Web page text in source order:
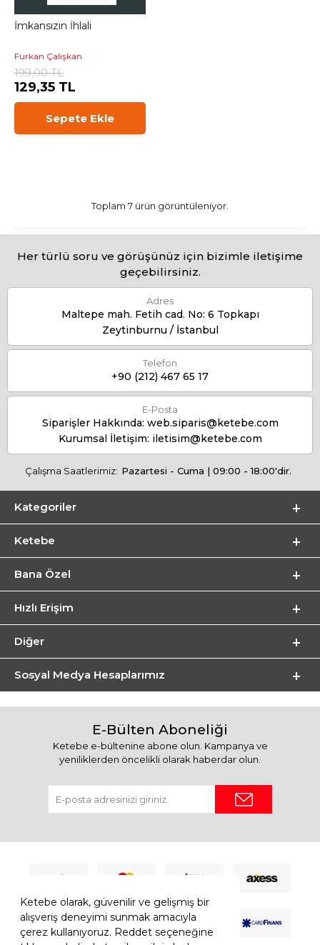
Ketebe olarak, güvenilir ve gelişmiş bir
alışveriş deneyimi sunmak amacıyla
çerez kullanıyoruz. Reddet seçeneğine
İmkansızın İhlali
Furkan Çalışkan
199,00 TL
129,35 TL
Sepete Ekle
Toplam 7 ürün görüntüleniyor.
Her türlü soru ve görüşünüz için bizimle iletişime
geçebilirsiniz.
Adres
Maltepe mah. Fetih cad. No: 6 Topkapı
Zeytinburnu / İstanbul
Telefon
+90 (212) 467 65 17
E-Posta
Siparişler Hakkında: web.siparis@ketebe.com
Kurumsal İletişim: iletisim@ketebe.com
Çalışma Saatlerimiz: Pazartesi - Cuma | 09:00 - 18:00'dir.
Kategoriler
Ketebe
Bana Özel
Hızlı Erişim
Diğer
Sosyal Medya Hesaplarımız
E-Bülten Aboneliği
Ketebe e-bültenine abone olun. Kampanya ve
yeniliklerden öncelikli olarak haberdar olun.